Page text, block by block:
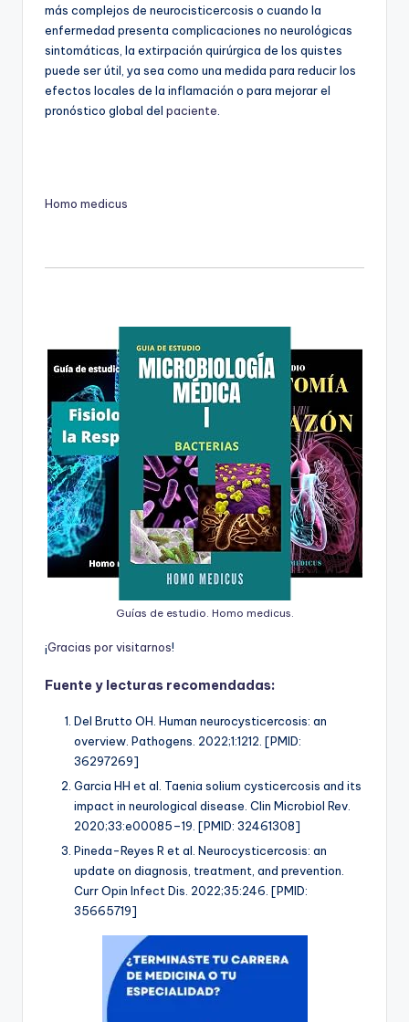
más complejos de neurocisticercosis o cuando la
enfermedad presenta complicaciones no neurológicas
sintomáticas, la extirpación quirúrgica de los quistes
puede ser útil, ya sea como una medida para reducir los
efectos locales de la inflamación o para mejorar el
pronóstico global del paciente
Homo medicus
Guías de estudio. Homo medicus.
¡Gracias porvisitarnos!
Fuente y lecturas recomendadas:
Del Brutto OH. Human neurocysticercosis: an
overview. Pathogens. 2022;1:1212. [PMID:
36297269]
Garcia HH et al. Taenia solium cysticercosis and its
impact in neurological disease. Clin Microbiol Rev.
2020;33:e00085–19. [PMID: 32461308]
Pineda-Reyes R et al. Neurocysticercosis: an
update on diagnosis, treatment, and prevention.
Curr Opin Infect Dis. 2022;35:246. [PMID:
35665719]